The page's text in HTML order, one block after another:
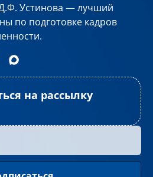
Устинова — лучший
по подготовке кадров
на рассылку